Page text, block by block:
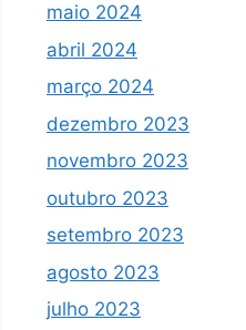
maio 2024
abril 2024
março 2024
dezembro 2023
novembro 2023
outubro 2023
setembro 2023
agosto 2023
julho 2023